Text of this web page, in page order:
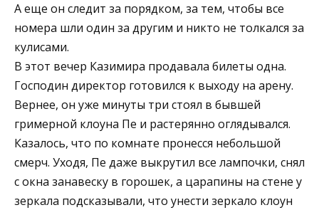
А еще он следит за порядком, за тем, чтобы все
номера шли один за другим и никто не толкался за
кулисами.
В этот вечер Казимира продавала билеты одна.
Господин директор готовился к выходу на арену.
Вернее, он уже минуты три стоял в бывшей
гримерной клоуна Пе и растерянно оглядывался.
Казалось, что по комнате пронесся небольшой
смерч. Уходя, Пе даже выкрутил все лампочки, снял
с окна занавеску в горошек, а царапины на стене у
зеркала подсказывали, что унести зеркало клоун